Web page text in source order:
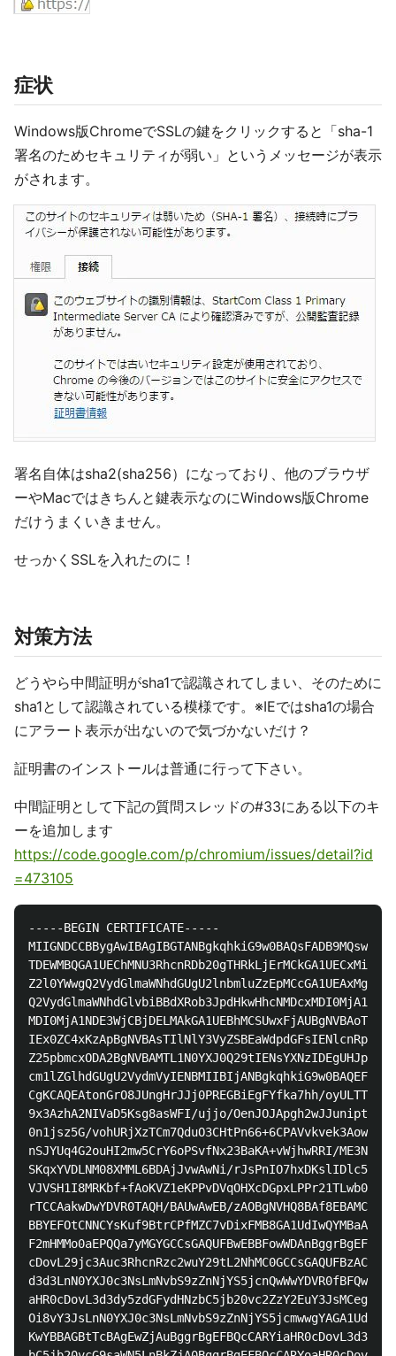
症状
Windows版ChromeでSSLの鍵をクリックすると「sha-1
署名のためセキュリティが弱い」というメッセージが表示
がされます。
署名自体はsha2(sha256）になっており、他のブラウザ
ーやMacではきちんと鍵表示なのにWindows版Chrome
だけうまくいきません。
せっかくSSLを入れたのに！
対策方法
どうやら中間証明がsha1で認識されてしまい、そのために
sha1として認識されている模様です。※IEではsha1の場合
にアラート表示が出ないので気づかないだけ？
証明書のインストールは普通に行って下さい。
中間証明として下記の質問スレッドの#33にある以下のキ
ーを追加します
https://code.google.com/p/chromium/issues/detail?id
=473105
-----BEGIN CERTIFICATE-----
CgKCAQEAtonGrO8JUngHrJJj0PREGBiEgFYfka7hh/
9x3AzhA2NIVaD5Ksg8asWFI/ujjo/
0n1jsz5G/
nSJYUq4G2ouHI2mw5CrY6oPSvfNx23BaKA+vWjhwRRI/
SKqxYVDLNM08XMML6BDAjJvwAwNi/
rTCCAakwDwYDVR0TAQH/BAUwAwEB/